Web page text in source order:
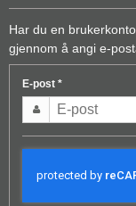
Har du en
gjennom å angi e-
E-post *